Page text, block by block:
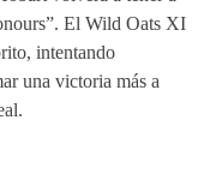
El Wild Oats XI
intentando
una victoria más a